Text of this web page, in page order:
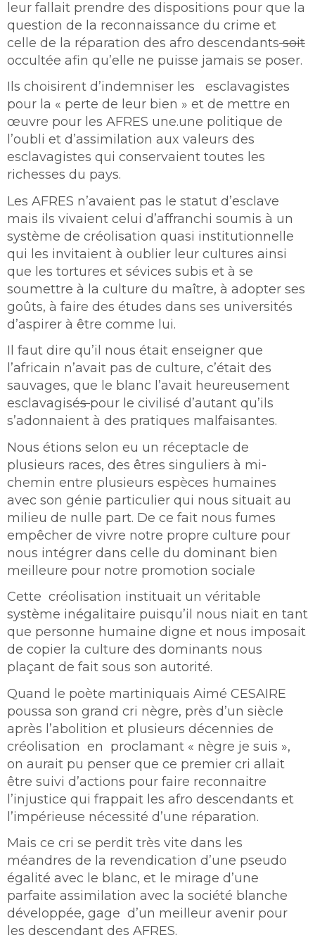
leur fallait prendre des dispositions pour que la
question de la reconnaissance du crime et
celle de la réparation des afro descendantssoit
occultée afin qu’elle ne puisse jamais se poser.
Ils choisirent d’indemniser les esclavagistes
pour la « perte de leur bien » et de mettre en
œuvre pour les AFRES une.une politique de
l’oubli et d’assimilation aux valeurs des
esclavagistes qui conservaient toutes les
richesses du pays.
Les AFRES n’avaient pas le statut d’esclave
mais ils vivaient celui d’affranchi soumis à un
système de créolisation quasi institutionnelle
qui les invitaient à oublier leur cultures ainsi
que les tortures et sévices subis et à se
soumettre à la culture du maître, à adopter ses
goûts, à faire des études dans ses universités
d’aspirer à être comme lui.
Il faut dire qu’il nous était enseigner que
l’africain n’avait pas de culture, c’était des
sauvages, que le blanc l’avait heureusement
esclavagiséspour le civilisé d’autant qu’ils
s’adonnaient à des pratiques malfaisantes.
Nous étions selon eu un réceptacle de
plusieurs races, des êtres singuliers à mi-
chemin entre plusieurs espèces humaines
avec son génie particulier qui nous situait au
milieu de nulle part. De ce fait nous fumes
empêcher de vivre notre propre culture pour
nous intégrer dans celle du dominant bien
meilleure pour notre promotion sociale
Cette créolisation instituait un véritable
système inégalitaire puisqu’il nous niait en tant
que personne humaine digne et nous imposait
de copier la culture des dominants nous
plaçant de fait sous son autorité.
Quand le poète martiniquais Aimé CESAIRE
poussa son grand cri nègre, près d’un siècle
après l’abolition et plusieurs décennies de
créolisation en proclamant « nègre je suis »,
on aurait pu penser que ce premier cri allait
être suivi d’actions pour faire reconnaitre
l’injustice qui frappait les afro descendants et
l’impérieuse nécessité d’une réparation.
Mais ce cri se perdit très vite dans les
méandres de la revendication d’une pseudo
égalité avec le blanc, et le mirage d’une
parfaite assimilation avec la société blanche
développée, gage d’un meilleur avenir pour
les descendant des AFRES.